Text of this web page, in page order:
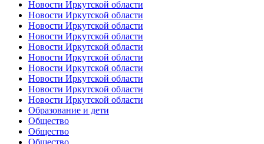
Новости Иркутской области
Новости Иркутской области
Новости Иркутской области
Новости Иркутской области
Новости Иркутской области
Новости Иркутской области
Новости Иркутской области
Новости Иркутской области
Новости Иркутской области
Новости Иркутской области
Образование и дети
Общество
Общество
Общество